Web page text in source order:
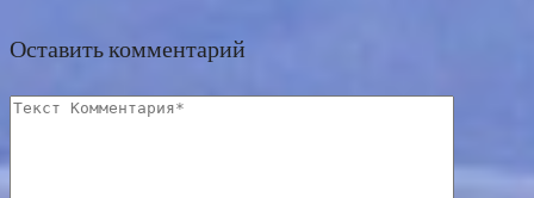
Оставить комментарий